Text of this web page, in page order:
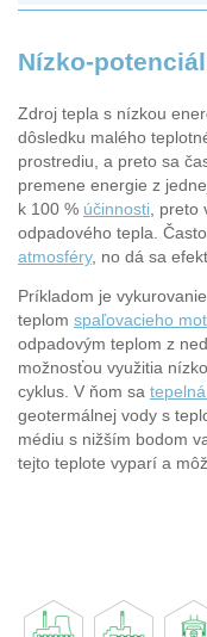
Nízko-
Zdroj tepla s nízkou
dôsledku malého
prostrediu, a preto sa
premene energie z
k 100 % účinnosti ,
odpadového tepla.
atmosféry, no dá sa
Príkladom je
teplom spaľovacieho
odpadovým teplom z
možnosťou využitia
cyklus. V ňom sa
geotermálnej vody s
médiu s nižším bodom
tejto teplote vyparí a